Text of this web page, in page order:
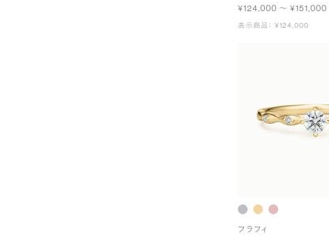
¥124,000 〜 ¥151,000
表示商品： ¥124,000
フラフィ